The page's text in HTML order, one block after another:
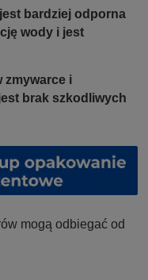
bardziej odporna
wody i jest
zmywarce i
brak szkodliwych
mogą odbiegać od